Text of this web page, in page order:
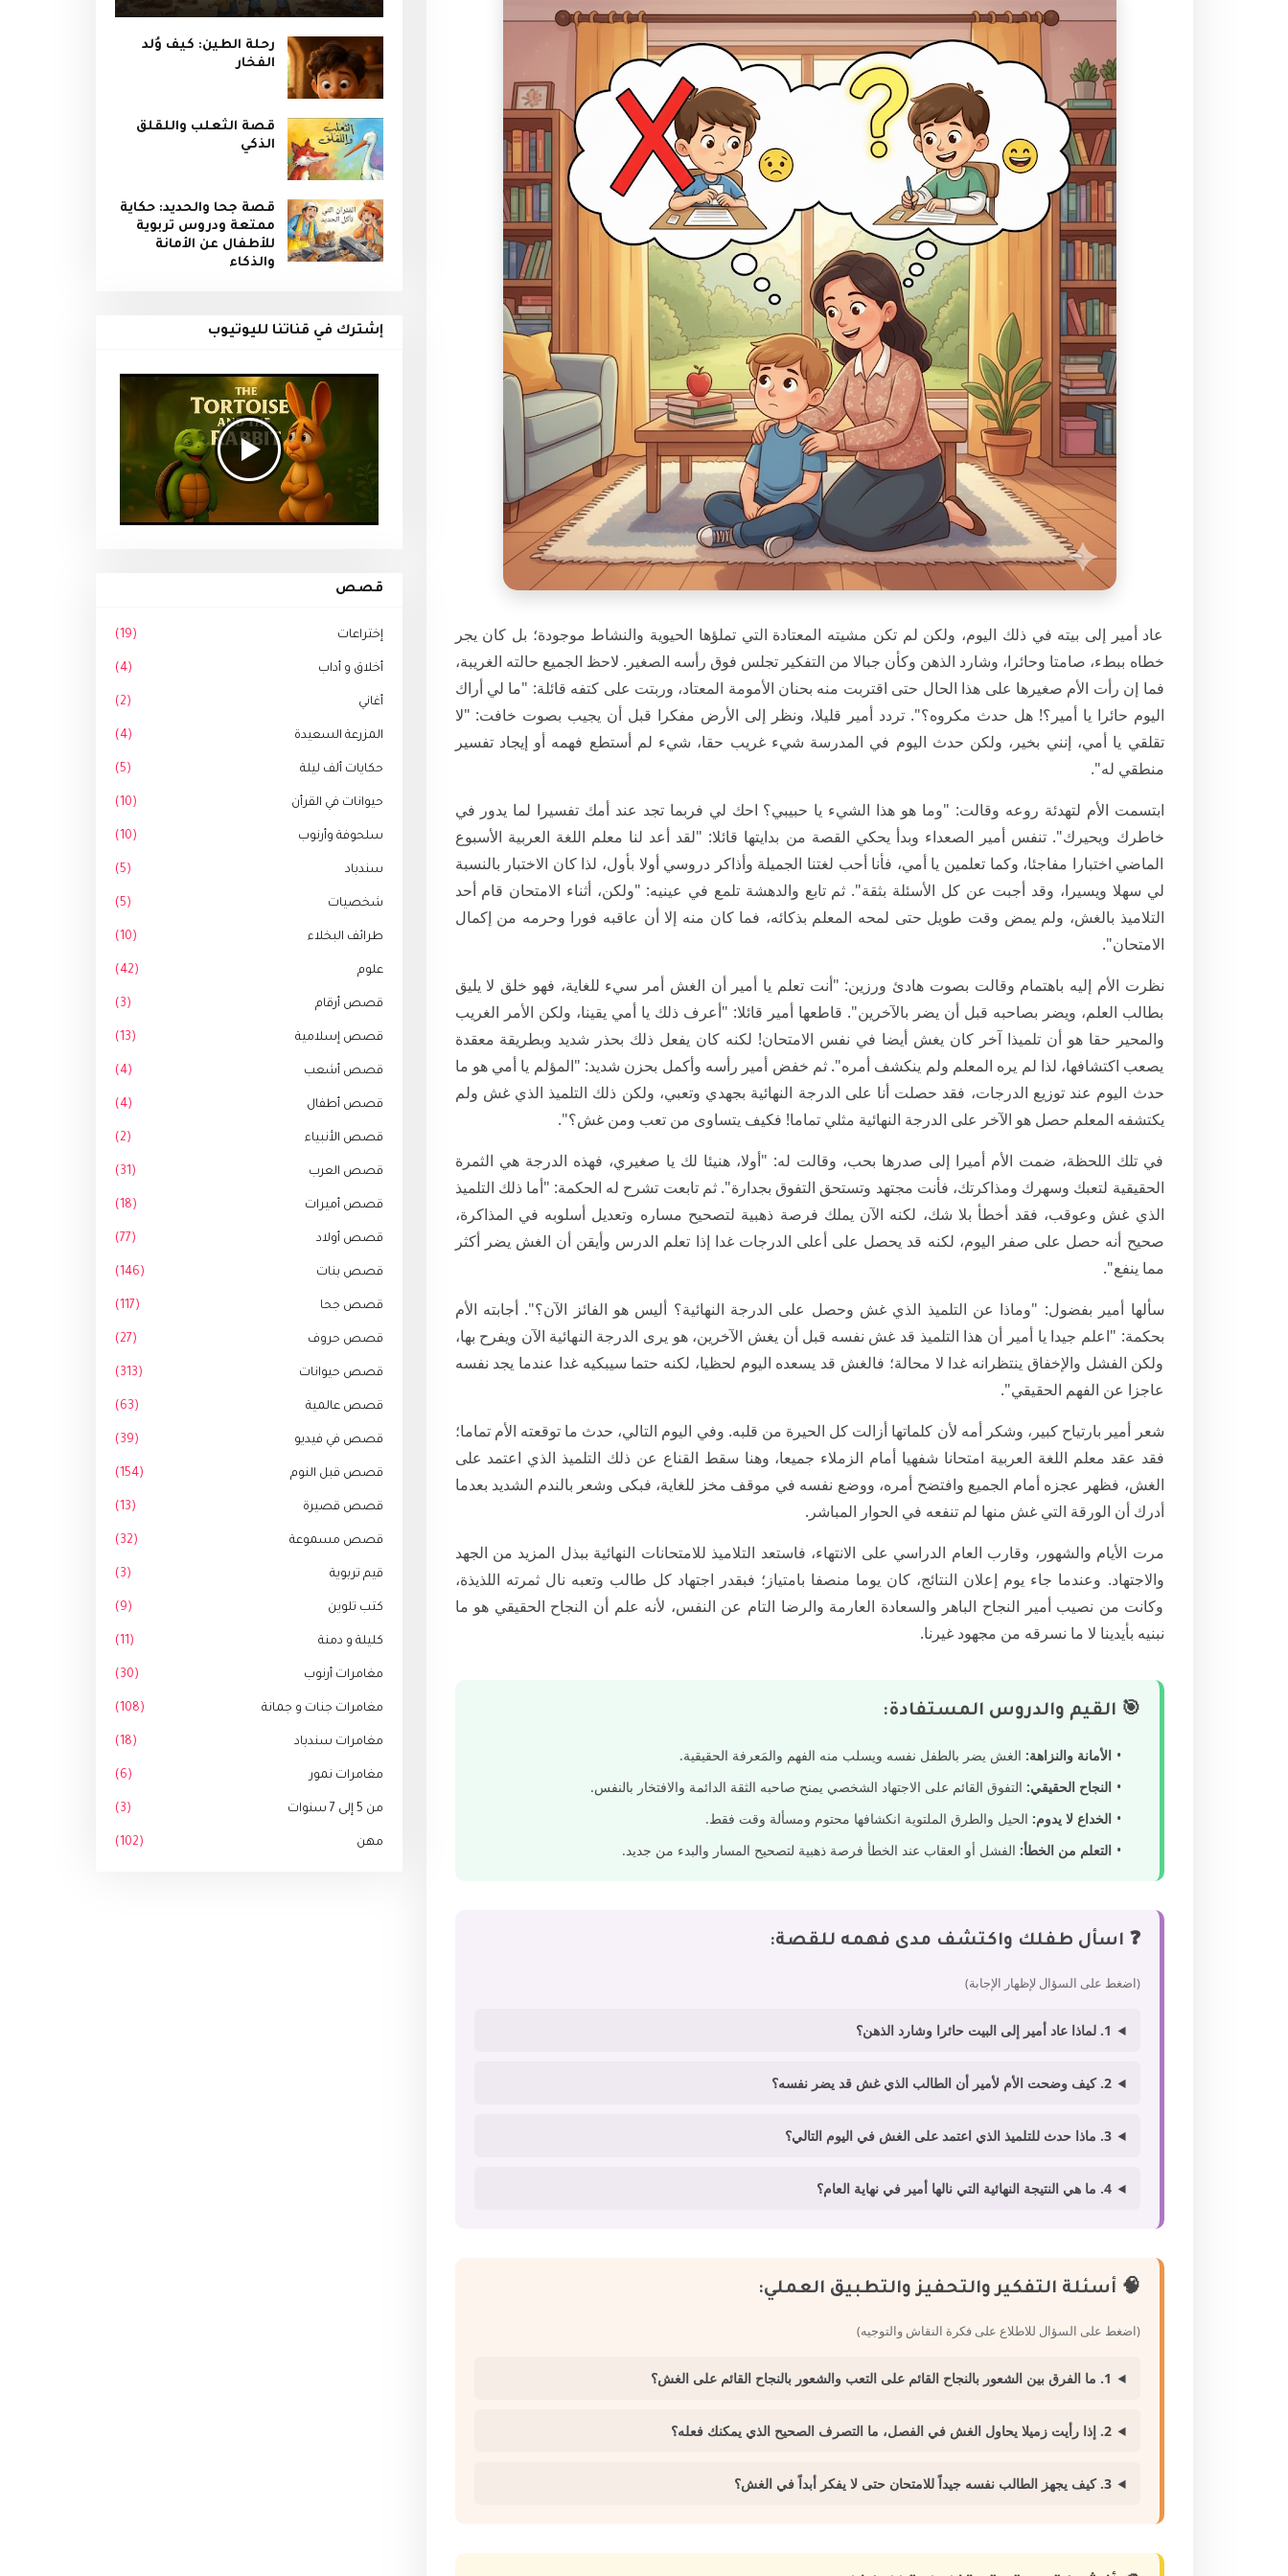
عاد أمير إلى بيته في ذلك اليوم، ولكن لم تكن مشيته المعتادة التي تملؤها الحيوية والنشاط موجودة؛ بل كان يجر
خطاه ببطء، صامتا وحائرا، وشارد الذهن وكأن جبالا من التفكير تجلس فوق رأسه الصغير. لاحظ الجميع حالته الغريبة،
فما إن رأت الأم صغيرها على هذا الحال حتى اقتربت منه بحنان الأمومة المعتاد، وربتت على كتفه قائلة: "ما لي أراك
اليوم حائرا يا أمير؟! هل حدث مكروه؟". تردد أمير قليلا، ونظر إلى الأرض مفكرا قبل أن يجيب بصوت خافت: "لا
تقلقي يا أمي، إنني بخير، ولكن حدث اليوم في المدرسة شيء غريب حقا، شيء لم أستطع فهمه أو إيجاد تفسير
منطقي له".
ابتسمت الأم لتهدئة روعه وقالت: "وما هو هذا الشيء يا حبيبي؟ احك لي فربما تجد عند أمك تفسيرا لما يدور في
خاطرك ويحيرك". تنفس أمير الصعداء وبدأ يحكي القصة من بدايتها قائلا: "لقد أعد لنا معلم اللغة العربية الأسبوع
الماضي اختبارا مفاجئا، وكما تعلمين يا أمي، فأنا أحب لغتنا الجميلة وأذاكر دروسي أولا بأول، لذا كان الاختبار بالنسبة
لي سهلا ويسيرا، وقد أجبت عن كل الأسئلة بثقة". ثم تابع والدهشة تلمع في عينيه: "ولكن، أثناء الامتحان قام أحد
التلاميذ بالغش، ولم يمض وقت طويل حتى لمحه المعلم بذكائه، فما كان منه إلا أن عاقبه فورا وحرمه من إكمال
الامتحان".
نظرت الأم إليه باهتمام وقالت بصوت هادئ ورزين: "أنت تعلم يا أمير أن الغش أمر سيء للغاية، فهو خلق لا يليق
بطالب العلم، ويضر بصاحبه قبل أن يضر بالآخرين". قاطعها أمير قائلا: "أعرف ذلك يا أمي يقينا، ولكن الأمر الغريب
والمحير حقا هو أن تلميذا آخر كان يغش أيضا في نفس الامتحان! لكنه كان يفعل ذلك بحذر شديد وبطريقة معقدة
يصعب اكتشافها، لذا لم يره المعلم ولم ينكشف أمره". ثم خفض أمير رأسه وأكمل بحزن شديد: "المؤلم يا أمي هو ما
حدث اليوم عند توزيع الدرجات، فقد حصلت أنا على الدرجة النهائية بجهدي وتعبي، ولكن ذلك التلميذ الذي غش ولم
يكتشفه المعلم حصل هو الآخر على الدرجة النهائية مثلي تماما! فكيف يتساوى من تعب ومن غش؟".
في تلك اللحظة، ضمت الأم أميرا إلى صدرها بحب، وقالت له: "أولا، هنيئا لك يا صغيري، فهذه الدرجة هي الثمرة
الحقيقية لتعبك وسهرك ومذاكرتك، فأنت مجتهد وتستحق التفوق بجدارة". ثم تابعت تشرح له الحكمة: "أما ذلك التلميذ
الذي غش وعوقب، فقد أخطأ بلا شك، لكنه الآن يملك فرصة ذهبية لتصحيح مساره وتعديل أسلوبه في المذاكرة،
صحيح أنه حصل على صفر اليوم، لكنه قد يحصل على أعلى الدرجات غدا إذا تعلم الدرس وأيقن أن الغش يضر أكثر
مما ينفع".
سألها أمير بفضول: "وماذا عن التلميذ الذي غش وحصل على الدرجة النهائية؟ أليس هو الفائز الآن؟". أجابته الأم
بحكمة: "اعلم جيدا يا أمير أن هذا التلميذ قد غش نفسه قبل أن يغش الآخرين، هو يرى الدرجة النهائية الآن ويفرح بها،
ولكن الفشل والإخفاق ينتظرانه غدا لا محالة؛ فالغش قد يسعده اليوم لحظيا، لكنه حتما سيبكيه غدا عندما يجد نفسه
عاجزا عن الفهم الحقيقي".
شعر أمير بارتياح كبير، وشكر أمه لأن كلماتها أزالت كل الحيرة من قلبه. وفي اليوم التالي، حدث ما توقعته الأم تماما؛
فقد عقد معلم اللغة العربية امتحانا شفهيا أمام الزملاء جميعا، وهنا سقط القناع عن ذلك التلميذ الذي اعتمد على
الغش، فظهر عجزه أمام الجميع وافتضح أمره، ووضع نفسه في موقف مخز للغاية، فبكى وشعر بالندم الشديد بعدما
أدرك أن الورقة التي غش منها لم تنفعه في الحوار المباشر.
مرت الأيام والشهور، وقارب العام الدراسي على الانتهاء، فاستعد التلاميذ للامتحانات النهائية ببذل المزيد من الجهد
والاجتهاد. وعندما جاء يوم إعلان النتائج، كان يوما منصفا بامتياز؛ فبقدر اجتهاد كل طالب وتعبه نال ثمرته اللذيذة،
وكانت من نصيب أمير النجاح الباهر والسعادة العارمة والرضا التام عن النفس، لأنه علم أن النجاح الحقيقي هو ما
نبنيه بأيدينا لا ما نسرقه من مجهود غيرنا.
🎯 القيم والدروس المستفادة:
الأمانة والنزاهة: الغش يضر بالطفل نفسه ويسلب منه الفهم والمَعرفة الحقيقية.
النجاح الحقيقي: التفوق القائم على الاجتهاد الشخصي يمنح صاحبه الثقة الدائمة والافتخار بالنفس.
الخداع لا يدوم: الحيل والطرق الملتوية انكشافها محتوم ومسألة وقت فقط.
التعلم من الخطأ: الفشل أو العقاب عند الخطأ فرصة ذهبية لتصحيح المسار والبدء من جديد.
❓ اسأل طفلك واكتشف مدى فهمه للقصة:
(اضغط على السؤال لإظهار الإجابة)
1. لماذا عاد أمير إلى البيت حائرا وشارد الذهن؟
2. كيف وضحت الأم لأمير أن الطالب الذي غش قد يضر نفسه؟
3. ماذا حدث للتلميذ الذي اعتمد على الغش في اليوم التالي؟
4. ما هي النتيجة النهائية التي نالها أمير في نهاية العام؟
🧠 أسئلة التفكير والتحفيز والتطبيق العملي:
(اضغط على السؤال للاطلاع على فكرة النقاش والتوجيه)
1. ما الفرق بين الشعور بالنجاح القائم على التعب والشعور بالنجاح القائم على الغش؟
2. إذا رأيت زميلا يحاول الغش في الفصل، ما التصرف الصحيح الذي يمكنك فعله؟
3. كيف يجهز الطالب نفسه جيداً للامتحان حتى لا يفكر أبداً في الغش؟
رحلة الطين: كيف وُلد
الفخار
قصة الثعلب واللقلق
الذكي
قصة جحا والحديد: حكاية
ممتعة ودروس تربوية
للأطفال عن الأمانة
والذكاء
إشترك في قناتنا لليوتيوب
قصص
إختراعات (19)
أخلاق و أداب (4)
أغاني (2)
المزرعة السعيدة (4)
حكايات ألف ليلة (5)
حيوانات في القرأن (10)
سلحوفة وأرنوب (10)
سندباد (5)
شخصيات (5)
طرائف البخلاء (10)
علوم (42)
قصص أرقام (3)
قصص إسلامية (13)
قصص أشعب (4)
قصص أطفال (4)
قصص الأنبياء (2)
قصص العرب (31)
قصص أميرات (18)
قصص أولاد (77)
قصص بنات (146)
قصص جحا (117)
قصص حروف (27)
قصص حيوانات (313)
قصص عالمية (63)
قصص في فيديو (39)
قصص قبل النوم (154)
قصص قصيرة (13)
قصص مسموعة (32)
قيم تربوية (3)
كتب تلوين (9)
كليلة و دمنة (11)
مغامرات أرنوب (30)
مغامرات جنات و جمانة (108)
مغامرات سندباد (18)
مغامرات نمور (6)
من 5 إلى 7 سنوات (3)
مهن (102)